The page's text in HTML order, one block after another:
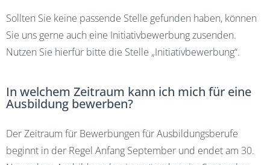
Sollten Sie keine passende Stelle gefunden haben, können
Sie uns gerne auch eine Initiativbewerbung zusenden.
Nutzen Sie hierfür bitte die Stelle „Initiativbewerbung“.
In welchem Zeitraum kann ich mich für eine
Ausbildung bewerben?
Der Zeitraum für Bewerbungen für Ausbildungsberufe
beginnt in der Regel Anfang September und endet am 30.